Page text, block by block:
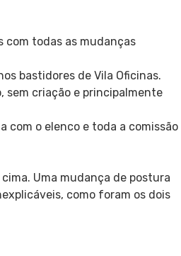
com todas as mudanças
bastidores de Vila Oficinas.
sem criação e principalmente
com o elenco e toda a comissão
Uma mudança de postura
como foram os dois